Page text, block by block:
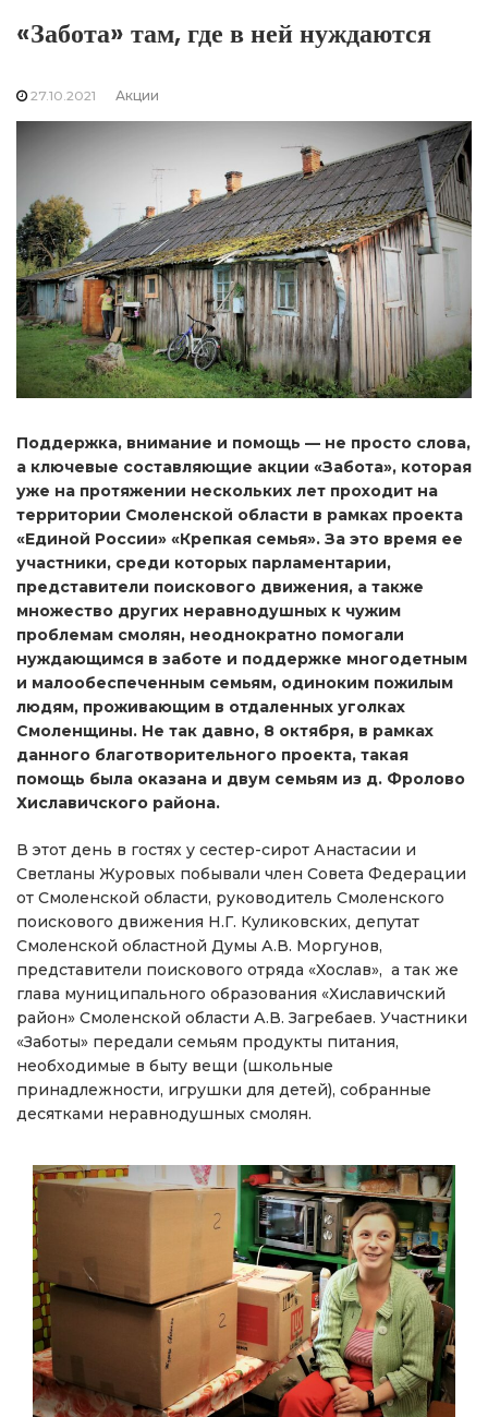
«Забота» там, где в ней нуждаются
27.10.2021 Акции
Поддержка, внимание и помощь — не просто слова,
а ключевые составляющие акции «Забота», которая
уже на протяжении нескольких лет проходит на
территории Смоленской области в рамках проекта
«Единой России» «Крепкая семья». За это время ее
участники, среди которых парламентарии,
представители поискового движения, а также
множество других неравнодушных к чужим
проблемам смолян, неоднократно помогали
нуждающимся в заботе и поддержке многодетным
и малообеспеченным семьям, одиноким пожилым
людям, проживающим в отдаленных уголках
Смоленщины. Не так давно, 8 октября, в рамках
данного благотворительного проекта, такая
помощь была оказана и двум семьям из д. Фролово
Хиславичского района.
В этот день в гостях у сестер-сирот Анастасии и
Светланы Журовых побывали член Совета Федерации
от Смоленской области, руководитель Смоленского
поискового движения Н.Г. Куликовских, депутат
Смоленской областной Думы А.В. Моргунов,
представители поискового отряда «Хослав», а так же
глава муниципального образования «Хиславичский
район» Смоленской области А.В. Загребаев. Участники
«Заботы» передали семьям продукты питания,
необходимые в быту вещи (школьные
принадлежности, игрушки для детей), собранные
десятками неравнодушных смолян.